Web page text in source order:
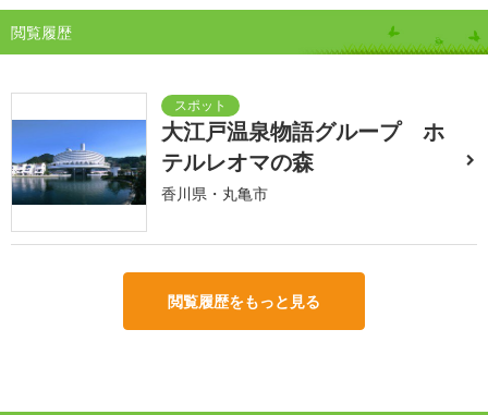
閲覧履歴
大江戸温泉物語グループ ホ
テルレオマの森
香川県・丸亀市
閲覧履歴をもっと見る